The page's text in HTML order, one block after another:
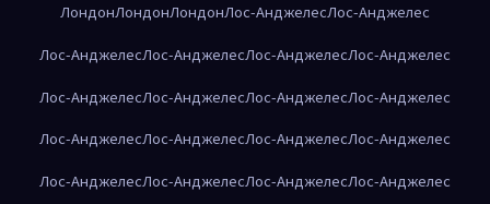
ЛондонЛондонЛондонЛос-АнджелесЛос-Анджелес
Лос-АнджелесЛос-АнджелесЛос-АнджелесЛос-Анджелес
Лос-АнджелесЛос-АнджелесЛос-АнджелесЛос-Анджелес
Лос-АнджелесЛос-АнджелесЛос-АнджелесЛос-Анджелес
Лос-АнджелесЛос-АнджелесЛос-АнджелесЛос-Анджелес